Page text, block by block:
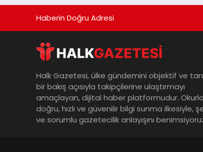
Haberin Doğru Adresi
Halk Gazetesi, ülke gündemini objektif ve
bir bakış açısıyla takipçilerine ulaştırmayı
amaçlayan, dijital haber platformudur.
doğru, hızlı ve güvenilir bilgi sunma ilkesiyle,
ve sorumlu gazetecilik anlayışını